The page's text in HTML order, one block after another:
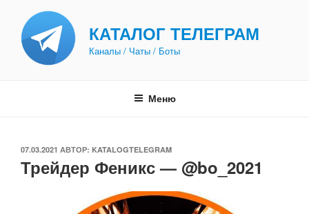
содержимому
КАТАЛОГ ТЕЛЕГРАМ
Каналы / Чаты / Боты
Меню
ОПУБЛИКОВАНО
07.03.2021 АВТОР: KATALOGTELEGRAM
Трейдер Феникс — @bo_2021